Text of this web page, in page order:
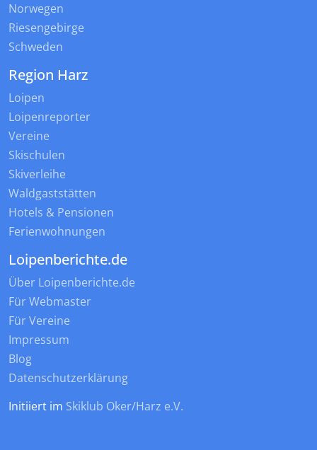
Norwegen
Riesengebirge
Schweden
Region Harz
Loipen
Loipenreporter
Vereine
Skischulen
Skiverleihe
Waldgaststätten
Hotels & Pensionen
Ferienwohnungen
Loipenberichte.de
Über Loipenberichte.de
Für Webmaster
Für Vereine
Impressum
Blog
Datenschutzerklärung
Initiiert im Skiklub Oker/Harz e.V.